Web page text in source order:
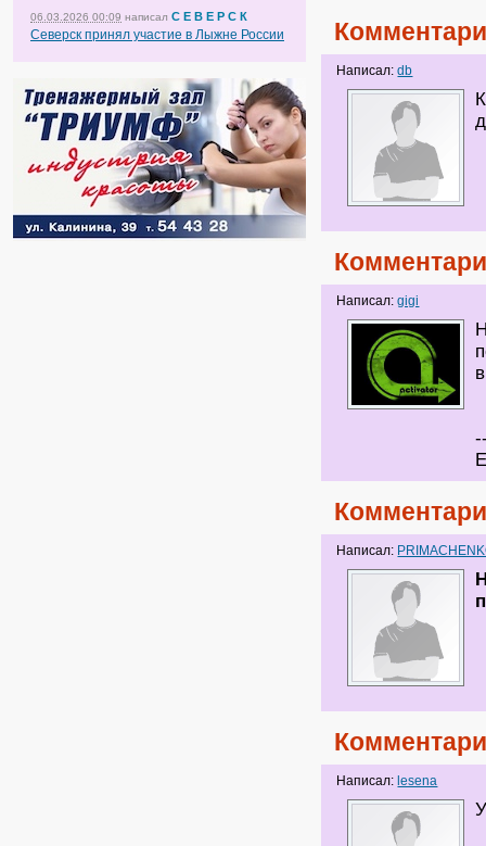
06.03.2026 00:09 написал С Е В Е Р С К
Северск принял участие в Лыжне России
Написал:db
Написал:gigi
Написал:
Написал: lesena